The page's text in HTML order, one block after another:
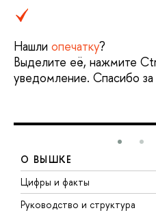
Нашли опечатку?
Выделите её, нажмите
уведомление. Спасибо за
О ВЫШКЕ
Цифры и факты
Руководство и структура